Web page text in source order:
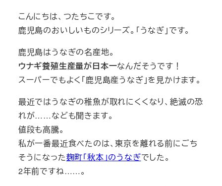
こんにちは、つたちこです。
鹿児島のおいしいものシリーズ。「うなぎ」です。
鹿児島はうなぎの名産地。
ウナギ養殖生産量が日本一なんだそうです！
スーパーでもよく「鹿児島産うなぎ」を見かけます。
最近ではうなぎの稚魚が取れにくくなり、絶滅の恐
れが……なども聞きます。
値段も高騰。
私が一番最近食べたのは、東京を離れる前にごち
そうになった麹町「秋本」のうなぎでした。
2年前ですね……。